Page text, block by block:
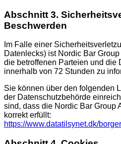
Abschnitt 3.
Beschwerden
Im Falle einer
Datenlecks) ist Nordic Bar
die betroffenen Parteien und die
innerhalb von 72 Stunden zu
Sie können über den folgenden
der Datenschutzbehörde
sind, dass die Nordic Bar Group
korrekt erfüllt:
https://www.datatilsynet.dk/